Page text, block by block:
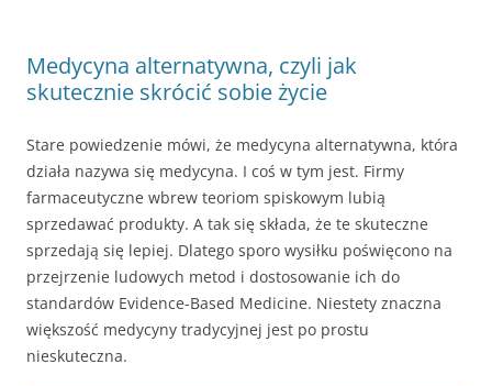
Medycyna alternatywna, czyli jak
skutecznie skrócić sobie życie
Stare powiedzenie mówi, że medycyna alternatywna, która
działa nazywa się medycyna. I coś w tym jest. Firmy
farmaceutyczne wbrew teoriom spiskowym lubią
sprzedawać produkty. A tak się składa, że te skuteczne
sprzedają się lepiej. Dlatego sporo wysiłku poświęcono na
przejrzenie ludowych metod i dostosowanie ich do
standardów Evidence-Based Medicine. Niestety znaczna
większość medycyny tradycyjnej jest po prostu
nieskuteczna.